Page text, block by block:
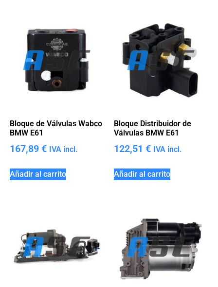
Bloque de Válvulas Wabco
BMW E61
167,89 € IVA incl.
Añadir al carrito
Bloque Distribuidor de
Válvulas BMW E61
122,51 € IVA incl.
Añadir al carrito